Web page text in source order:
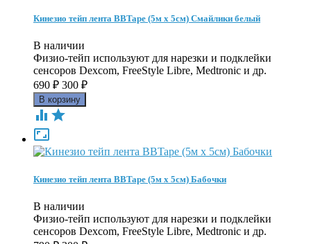
Кинезио тейп лента BBTape (5м х 5см) Смайлики белый
В наличии
Физио-тейп используют для нарезки и подклейки
сенсоров Dexcom, FreeStyle Libre, Medtronic и др.
690 ₽ 300 ₽
 

Кинезио тейп лента BBTape (5м х 5см) Бабочки
В наличии
Физио-тейп используют для нарезки и подклейки
сенсоров Dexcom, FreeStyle Libre, Medtronic и др.